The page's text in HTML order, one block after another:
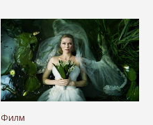
Филм